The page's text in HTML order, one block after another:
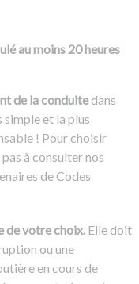
au moins 20 heures
de la conduite dans
et la plus
! Pour choisir
à consulter nos
de Codes
de votre choix.Elle doit
ou une
en cours de